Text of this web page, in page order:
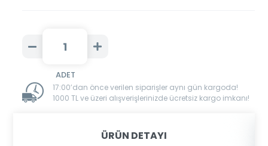
17:00’dan önce verilen siparişler aynı gün kargoda!
1000 TL ve üzeri alışverişlerinizde ücretsiz kargo imkanı!
ÜRÜN DETAYI